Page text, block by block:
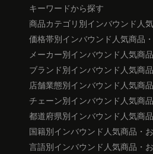
キーワードから探す
商品カテゴリ別インバウンド人
価格帯別インバウンド人気商品
メーカー別インバウンド人気商
ブランド別インバウンド人気商
店舗業態別インバウンド人気商
チェーン別インバウンド人気商
都道府県別インバウンド人気商
国籍別インバウンド人気商品・
言語別インバウンド人気商品・